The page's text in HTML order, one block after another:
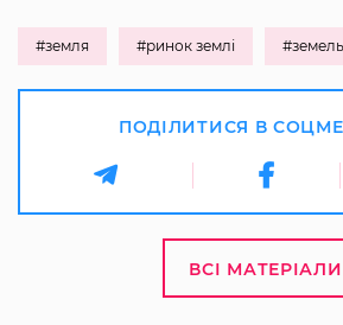
#земля #ринок землі
ПОДІЛИТИСЯ В
ВСІ МАТЕРІАЛИ